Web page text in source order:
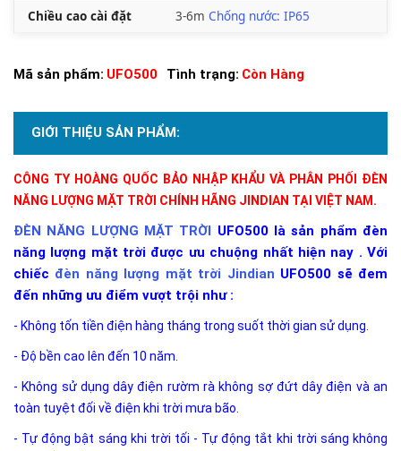
Chiều cao cài đặt 3-6m Chống nước: IP65
Mã sản phẩm: UFO500 Tình trạng: Còn Hàng
GIỚI THIỆU SẢN PHẨM:
CÔNG TY HOÀNG QUỐC BẢO NHẬP KHẨU VÀ PHÂN PHỐI ĐÈN
NĂNG LƯỢNG MẶT TRỜI CHÍNH HÃNG JINDIAN TẠI VIỆT NAM.
ĐÈN NĂNG LƯỢNG MẶT TRỜI UFO500 là sản phẩm đèn
năng lượng mặt trời được ưu chuộng nhất hiện nay . Với
chiếc đèn năng lượng mặt trời Jindian UFO500 sẽ đem
đến những ưu điểm vượt trội như :
- Không tốn tiền điện hàng tháng trong suốt thời gian sử dụng.
- Độ bền cao lên đến 10 năm.
- Không sử dụng dây điện rườm rà không sợ đứt dây điện và an
toàn tuyệt đối về điện khi trời mưa bão.
- Tự động bật sáng khi trời tối - Tự động tắt khi trời sáng không